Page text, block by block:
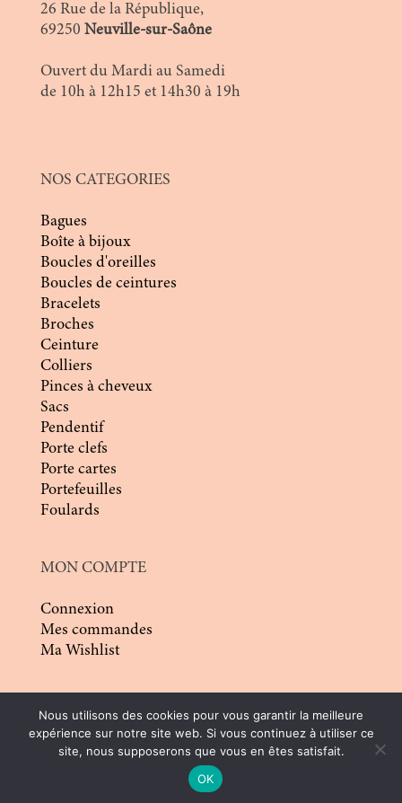
26 Rue de la République,
69250 Neuville-sur-Saône
Ouvert du Mardi au Samedi
de 10h à 12h15 et 14h30 à 19h
NOS CATEGORIES
Bagues
Boîte à bijoux
Boucles d'oreilles
Boucles de ceintures
Bracelets
Broches
Ceinture
Colliers
Pinces à cheveux
Sacs
Pendentif
Porte clefs
Porte cartes
Portefeuilles
Foulards
MON COMPTE
Connexion
Mes commandes
Ma Wishlist
© 2026 | Conception : Pommier Franck WD
Tous droits réservés | CGV
Nous utilisons des cookies pour vous garantir la meilleure
expérience sur notre site web. Si vous continuez à utiliser ce
site, nous supposerons que vous en êtes satisfait.
OK